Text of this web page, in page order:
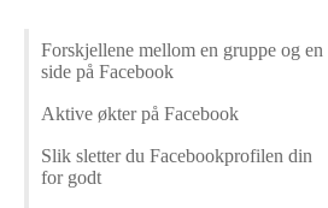
Forskjellene mellom en gruppe og en
side på Facebook
Aktive økter på Facebook
Slik sletter du Facebookprofilen din
for godt